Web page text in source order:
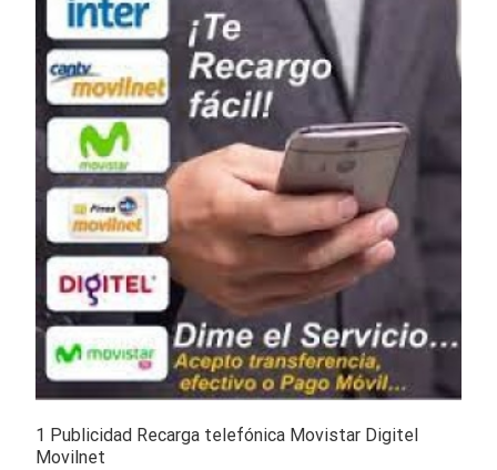
1 Publicidad Recarga telefónica Movistar Digitel
Movilnet